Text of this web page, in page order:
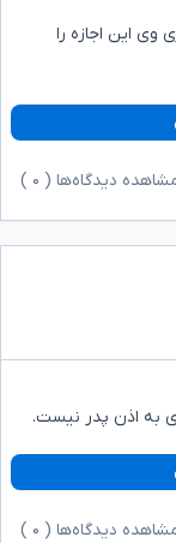
وی این اجازه را
دیدگاه‌ها ( ۰
به اذن پدر نیست.
دیدگاه‌ها ( ۰